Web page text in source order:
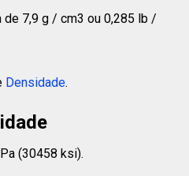
7,9 g / cm3 ou 0,285 lb /
Densidade.
(30458 ksi).